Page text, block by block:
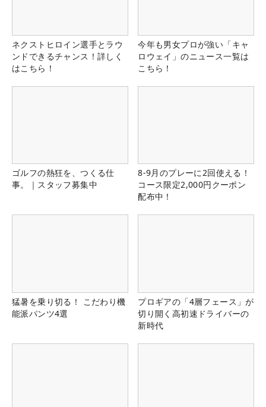
ネクストヒロイン選手とラウ
ンドできるチャンス！詳しく
はこちら！
今年も男女プロが強い「キャ
ロウェイ」のニュース一覧は
こちら！
ゴルフの熱狂を、つくる仕
事。｜スタッフ募集中
8-9月のプレーに2回使える！
コース限定2,000円クーポン
配布中！
猛暑を乗り切る！ こだわり機
能派パンツ4選
プロギアの「4層フェース」が
切り開く高初速ドライバーの
新時代